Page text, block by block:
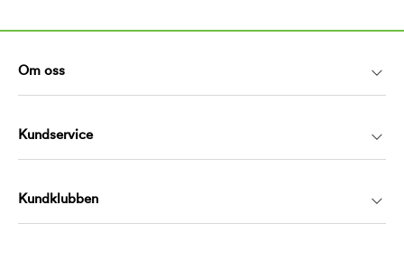
Om oss
Kundservice
Kundklubben